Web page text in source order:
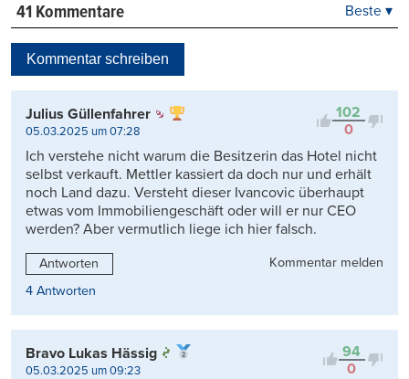
41 Kommentare
Kontrovers
Beste ▾
Kommentar schreiben
102
0
Julius Güllenfahrer
05.03.2025 um 07:28
Ich verstehe nicht warum die Besitzerin das Hotel nicht
selbst verkauft. Mettler kassiert da doch nur und erhält
noch Land dazu. Versteht dieser Ivancovic überhaupt
etwas vom Immobiliengeschäft oder will er nur CEO
werden? Aber vermutlich liege ich hier falsch.
Antworten
Kommentar melden
4 Antworten
94
0
Bravo Lukas Hässig
05.03.2025 um 09:23